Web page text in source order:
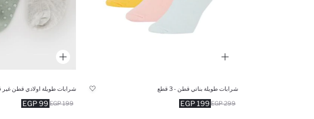
شرابات طويلة بناتي قطن - 3 قطع
199 EGP 299 EGP
99 EGP 199 EGP